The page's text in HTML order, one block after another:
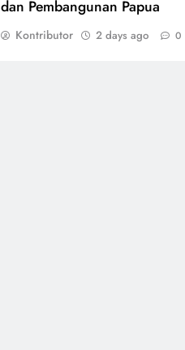
dan Pembangunan Papua
Kontributor 2 days ago 0